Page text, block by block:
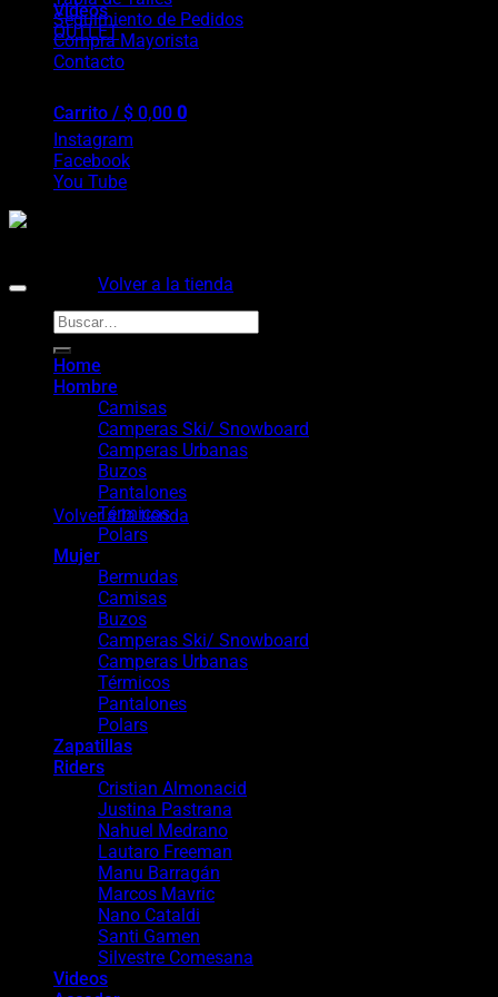
Videos
OUTLET
Carrito / $ 0,00 0
Volver a la tienda
0
Carrito
No hay productos en el carrito.
Volver a la tienda
Seguimiento de Pedidos
Compra Mayorista
Contacto
Follow Us
Instagram
Facebook
You Tube
Buscar
Home
Hombre
Camisas
Camperas Ski/ Snowboard
Camperas Urbanas
Buzos
Pantalones
Térmicos
Polars
Mujer
Bermudas
Camisas
Buzos
Camperas Ski/ Snowboard
Camperas Urbanas
Térmicos
Pantalones
Polars
Zapatillas
Riders
Cristian Almonacid
Justina Pastrana
Nahuel Medrano
Lautaro Freeman
Manu Barragán
Marcos Mavric
Nano Cataldi
Santi Gamen
Silvestre Comesana
Videos